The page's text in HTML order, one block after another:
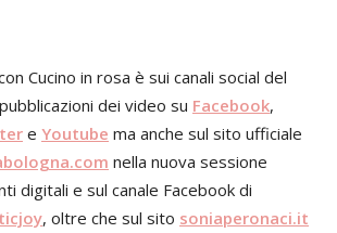
Cucino in rosa è sui canali social del
dei video su Facebook,
e Youtube ma anche sul sito ufficiale
nella nuova sessione
digitali e sul canale Facebook di
, oltre che sul sito soniaperonaci.it